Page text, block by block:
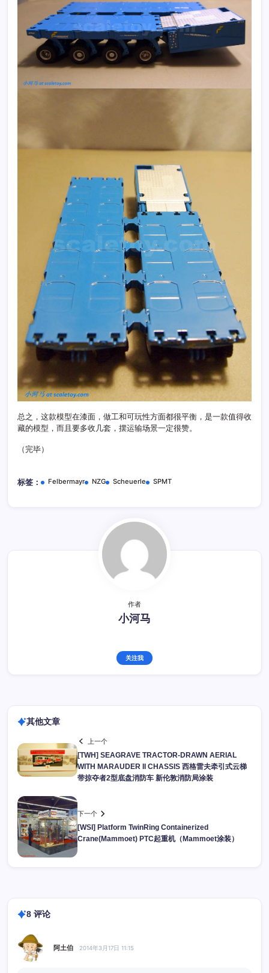
总之，这款模型在漆面，做工和可玩性方面都很平衡，是一款值得收
藏的模型，而且要多收几套，摆运输场景一定很赞。
（完毕）
标签： Felbermayr NZG Scheuerle SPMT
作者
小河马
关注我
其他文章
上一个
[TWH] SEAGRAVE TRACTOR-DRAWN AERIAL
WITH MARAUDER II CHASSIS 西格雷夫牵引式云梯
带掠夺者2型底盘消防车 新伦敦消防局涂装
下一个
[WSI] Platform TwinRing Containerized
Crane(Mammoet) PTC起重机（Mammoet涂装）
8 评论
阿土伯 2014年3月17日 11:15